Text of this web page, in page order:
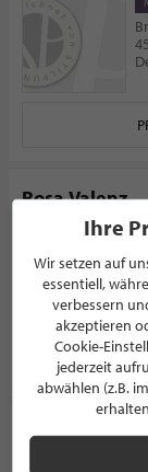
Rosa Valenz
RICARDA
Ihre
Wir setzen auf
essentiell,
verbessern
akzeptieren
Cookie-
jederzeit
abwählen (z.B.